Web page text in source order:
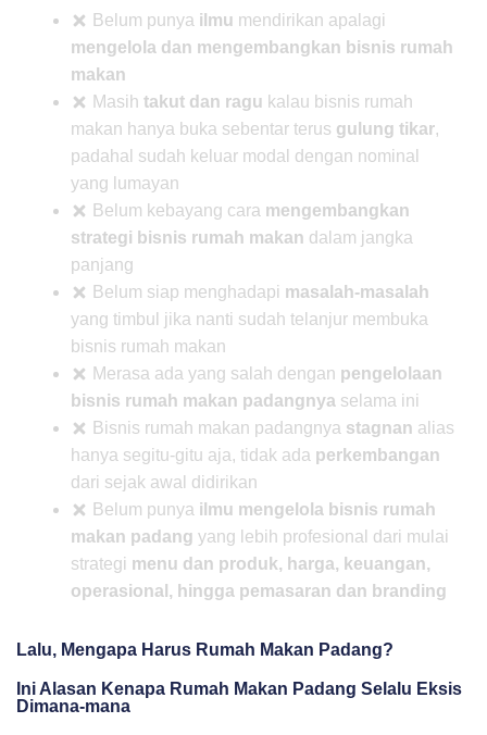
Belum punya ilmu mendirikan apalagi
mengelola dan mengembangkan bisnis rumah
makan
Masih takut dan ragu kalau bisnis rumah
makan hanya buka sebentar terus gulung tikar,
padahal sudah keluar modal dengan nominal
yang lumayan
Belum kebayang cara mengembangkan
strategi bisnis rumah makan dalam jangka
panjang
Belum siap menghadapi masalah-masalah
yang timbul jika nanti sudah telanjur membuka
bisnis rumah makan
Merasa ada yang salah dengan pengelolaan
bisnis rumah makan padangnya selama ini
Bisnis rumah makan padangnya stagnan alias
hanya segitu-gitu aja, tidak ada perkembangan
dari sejak awal didirikan
Belum punya ilmu mengelola bisnis rumah
makan padang yang lebih profesional dari mulai
strategi menu dan produk, harga, keuangan,
operasional, hingga pemasaran dan branding
Lalu, Mengapa Harus Rumah Makan Padang?
Ini Alasan Kenapa Rumah Makan Padang Selalu Eksis
Dimana-mana